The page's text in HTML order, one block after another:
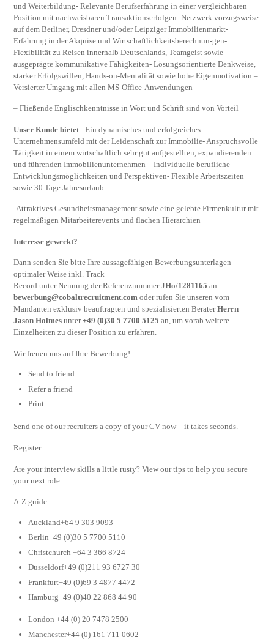
und Weiterbildung- Relevante Berufserfahrung in einer vergleichbaren
Position mit nachweisbaren Transaktionserfolgen- Netzwerk vorzugsweise
auf dem Berliner, Dresdner und/oder Leipziger Immobilienmarkt-
Erfahrung in der Akquise und Wirtschaftlichkeitsberechnun-gen-
Flexibilität zu Reisen innerhalb Deutschlands, Teamgeist sowie
ausgeprägte kommunikative Fähigkeiten- Lösungsorientierte Denkweise,
starker Erfolgswillen, Hands-on-Mentalität sowie hohe Eigenmotivation –
Versierter Umgang mit allen MS-Office-Anwendungen
– Fließende Englischkenntnisse in Wort und Schrift sind von Vorteil
Unser Kunde bietet– Ein dynamisches und erfolgreiches
Unternehmensumfeld mit der Leidenschaft zur Immobilie- Anspruchsvolle
Tätigkeit in einem wirtschaftlich sehr gut aufgestellten, expandierenden
und führenden Immobilienunternehmen – Individuelle berufliche
Entwicklungsmöglichkeiten und Perspektiven- Flexible Arbeitszeiten
sowie 30 Tage Jahresurlaub
-Attraktives Gesundheitsmanagement sowie eine gelebte Firmenkultur mit
regelmäßigen Mitarbeiterevents und flachen Hierarchien
Interesse geweckt?
Dann senden Sie bitte Ihre aussagefähigen Bewerbungsunterlagen
optimaler Weise inkl. Track
Record unter Nennung der ReferenznummerJHo/1281165 an
bewerbung@cobaltrecruitment.com oder rufen Sie unseren vom
Mandanten exklusiv beauftragten und spezialisierten BeraterHerrn
Jason Holmes unter+49 (0)30 5 7700 5125 an, um vorab weitere
Einzelheiten zu dieser Position zu erfahren.
Wir freuen uns auf Ihre Bewerbung!
Send to friend
Refer a friend
Print
Send one of our recruiters a copy of your CV now – it takes seconds.
Register
Are your interview skills a little rusty? View our tips to help you secure
your next role.
A-Z guide
Auckland+64 9 303 9093
Berlin+49 (0)30 5 7700 5110
Christchurch +64 3 366 8724
Dusseldorf+49 (0)211 93 6727 30
Frankfurt+49 (0)69 3 4877 4472
Hamburg+49 (0)40 22 868 44 90
London +44 (0) 20 7478 2500
Manchester+44 (0) 161 711 0602